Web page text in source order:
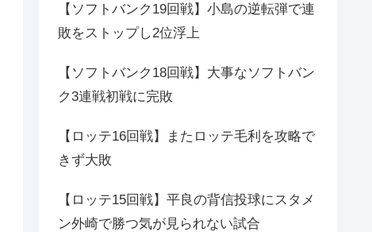
【ソフトバンク19回戦】小島の逆転弾で連
敗をストップし2位浮上
【ソフトバンク18回戦】大事なソフトバン
ク3連戦初戦に完敗
【ロッテ16回戦】またロッテ毛利を攻略で
きず大敗
【ロッテ15回戦】平良の背信投球にスタメ
ン外崎で勝つ気が見られない試合